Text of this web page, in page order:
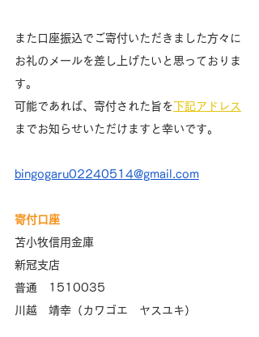
また口座振込でご寄付いただきました方々に
お礼のメールを差し上げたいと思っておりま
す。
可能であれば、寄付された旨を下記アドレス
までお知らせいただけますと幸いです。
bingogaru02240514@gmail.com
寄付口座
苫小牧信用金庫
新冠支店
普通　1510035
川越　靖幸（カワゴエ　ヤスユキ）